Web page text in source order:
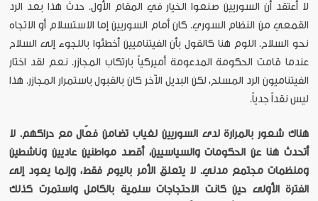
لا أعتقد أن السوريين صنعوا الخيار في المقام الأول. حدث هذا بعد الرد
القمعي من النظام السوري. كان أمام السوريين إما الاستسلام أو الاتجاه
نحو السلاح. اللوم هنا كالقول بأن الفيتناميين أخطئوا باللجوء إلى السلاح
عندما قامت الحكومة المدعومة أميركياً بارتكاب المجازر. نعم لقد اختار
الفيتناميون الرد المسلح، لكن البديل الآخر كان بالقبول باستمرار المجازر. هذا
ليس نقداً جدياً.
هناك شعور بالمرارة لدى السوريين لغياب تضامن فعّال مع حراكهم. لا
أتحدث هنا عن الحكومات والسياسيين، أقصد مواطنين عاديين وناشطين
ومنظمات مجتمع مدني. لا يتعلق الأمر باليوم فقط، وإنما يعود إلى
الفترة الأولى حين كانت الاحتجاجات سلمية بالكامل واستمرت كذلك